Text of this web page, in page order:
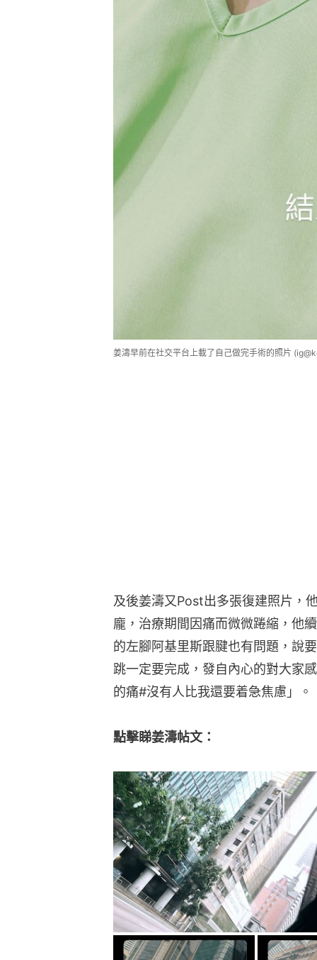
姜濤早前在社交平台上載了自己做完手術的照片
及後姜濤又Post出多張復建照片，
龐，治療期間因痛而微微踡縮，他
的左腳阿基里斯跟腱也有問題，說
跳一定要完成，發自內心的對大家
的痛#沒有人比我還要着急焦慮」。
點擊睇姜濤帖文：